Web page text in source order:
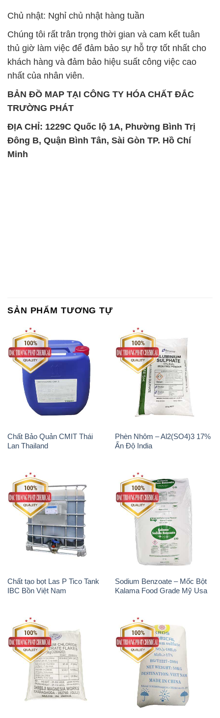
Chủ nhật: Nghỉ chủ nhật hàng tuần
Chúng tôi rất trân trọng thời gian và cam kết tuân
thủ giờ làm việc để đảm bảo sự hỗ trợ tốt nhất cho
khách hàng và đảm bảo hiệu suất công việc cao
nhất của nhân viên.
BẢN ĐỒ MAP TẠI CÔNG TY HÓA CHẤT ĐẮC
TRƯỜNG PHÁT
ĐỊA CHỈ: 1229C Quốc lộ 1A, Phường Bình Trị
Đông B, Quận Bình Tân, Sài Gòn TP. Hồ Chí
Minh
SẢN PHẨM TƯƠNG TỰ
Chất Bảo Quản CMIT Thái
Lan Thailand
Phèn Nhôm – Al2(SO4)3 17%
Ấn Độ India
Chất tạo bọt Las P Tico Tank
IBC Bồn Việt Nam
Sodium Benzoate – Mốc Bột
Kalama Food Grade Mỹ Usa